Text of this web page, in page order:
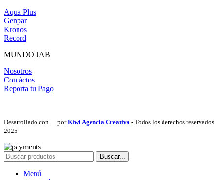
Aqua Plus
Genpar
Kronos
Record
MUNDO JAB
Nosotros
Contáctos
Reporta tu Pago
Desarrollado con porKiwi Agencia Creativa - Todos los derechos reservados
2025
Buscar...
Menú